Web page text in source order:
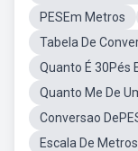
PESEm Metros
Tabela De
Quanto É 30Pés
Quanto Me De
Conversao
Escala De